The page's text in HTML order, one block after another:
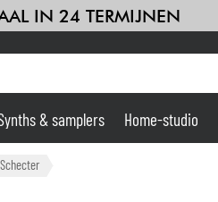
IN 24 TERMIJNEN
& samplers Home-studio
Schecter